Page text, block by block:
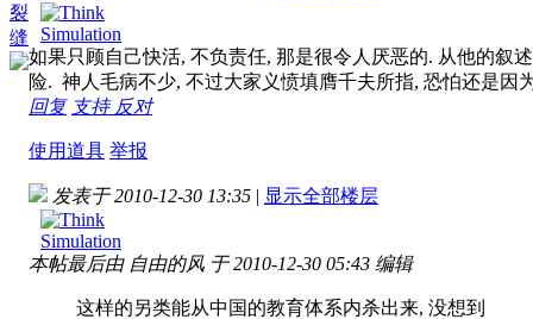
裂
缝
如果只顾自己快活, 不负责任, 那是很令人厌恶的. 从他的叙
险. 神人毛病不少, 不过大家义愤填膺千夫所指, 恐怕还是因
回复 支持 反对
使用道具 举报
发表于 2010-12-30 13:35 | 显示全部楼层
本帖最后由 自由的风 于 2010-12-30 05:43 编辑
这样的另类能从中国的教育体系内杀出来, 没想到